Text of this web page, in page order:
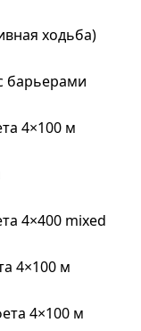
ходьба)
барьерами
4×100 м
4×400 mixed
4×100 м
4×100 м